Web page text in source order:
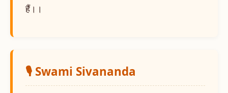
हैं।।
🎙️ Swami Sivananda